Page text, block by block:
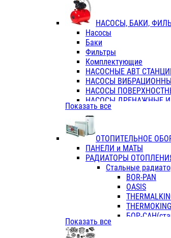
ТРОЙНИКИ
ТРОЙНИКИ С
КОЛЬЦА
ТРУБЫ НАПОРНЫЕ
ТРУБЫ
ТРУБЫ
НАСОСЫ, БАКИ,
Насосы
Баки
Фильтры
Комплектующие
НАСОСНЫЕ АВТ
НАСОСЫ
НАСОСЫ
НАСОСЫ ДРЕНАЖНЫЕ
НАСОСЫ ПОВЫСИТ и
НАСОСЫ СКВАЖИННЫЕ
Показать все
ОТОПИТЕЛЬНОЕ
ПАНЕЛИ и МАТЫ
РАДИАТОРЫ
Стальные
BOR-PAN
OASIS
THERMOKING
БОР-
Показать все